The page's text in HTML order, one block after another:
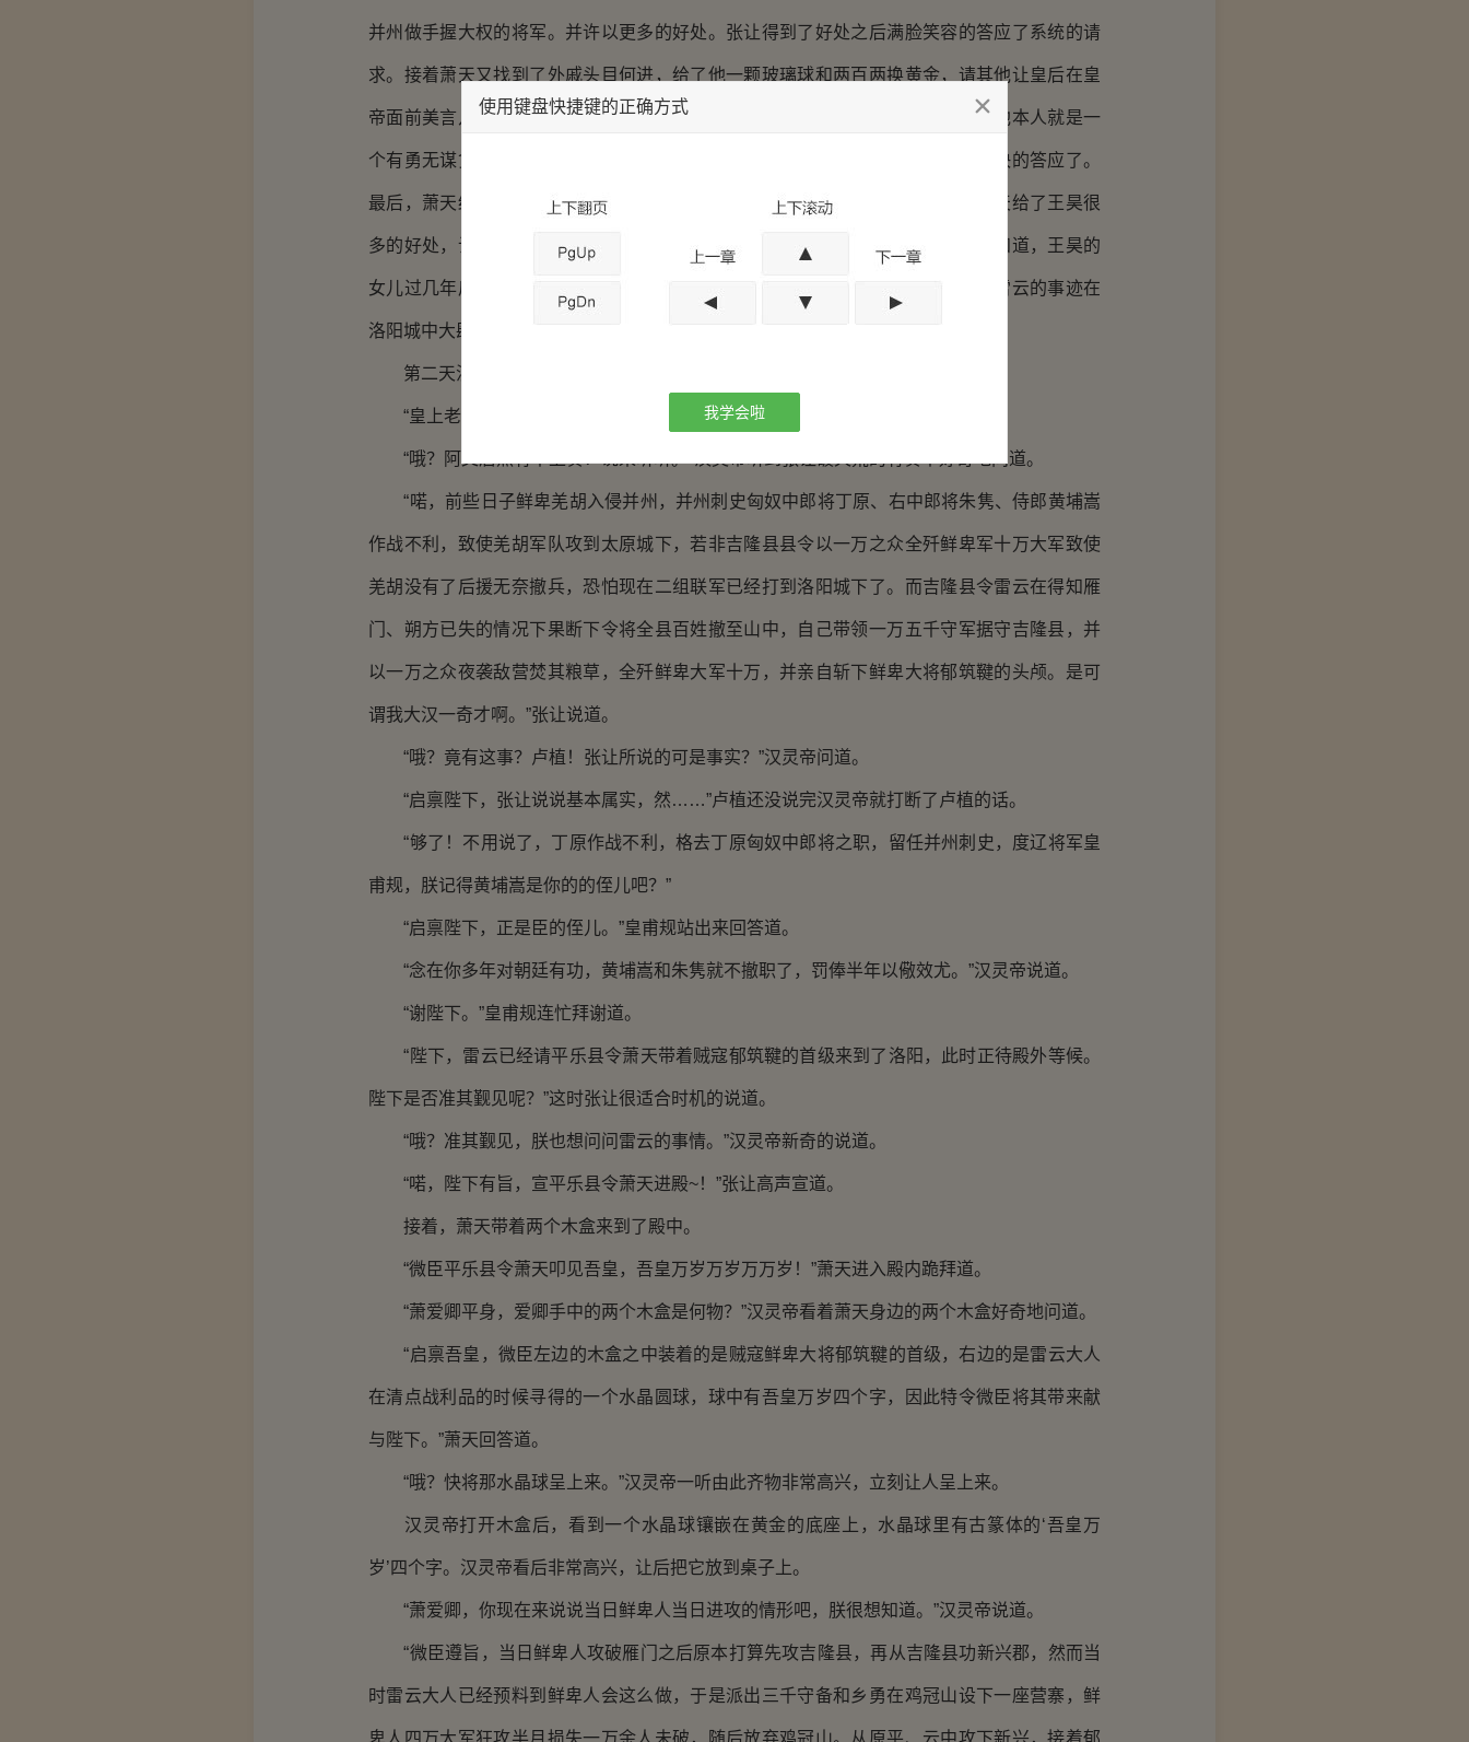
并州做手握大权的将军。并许以更多的好处。张让得到了好处之后满脸笑容的答应了系统的请
求。接着萧天又找到了外戚头目何进，给了他一颗玻璃球和两百两换黄金，请其他让皇后在皇
帝面前美言几句。何进本为屠夫，因为其妹入宫为皇后，以外戚身份入仕。但是他本人就是一
个有勇无谋贪财好色之人。他得到了好处又被萧天马屁拍得心花怒放，于是很爽快的答应了。
最后，萧天终于找到了司空王昊，他的女儿目前是汉灵帝最宠信的美人，所以萧天给了王昊很
多的好处，让他女儿在汉灵帝而耳边出出枕边风，萧天为什么要找王昊，因为他知道，王昊的
女儿过几年后将会个汉灵帝生下第二个儿子也就是将来的汉献帝刘协。同时又将雷云的事迹在
洛阳城中大肆宣扬。
第二天汉灵帝破天荒的上了一次朝，朝堂之上张让首先上前。
“皇上老奴有本要奏。”张让用他那个听着都非常恶心的太监音说道。
“哦？阿父居然有本上奏？说来听听。”汉灵帝听到张让破天荒的有奏本好奇地问道。
“喏，前些日子鲜卑羌胡入侵并州，并州刺史匈奴中郎将丁原、右中郎将朱隽、侍郎黄埔嵩
作战不利，致使羌胡军队攻到太原城下，若非吉隆县县令以一万之众全歼鲜卑军十万大军致使
羌胡没有了后援无奈撤兵，恐怕现在二组联军已经打到洛阳城下了。而吉隆县令雷云在得知雁
门、朔方已失的情况下果断下令将全县百姓撤至山中，自己带领一万五千守军据守吉隆县，并
以一万之众夜袭敌营焚其粮草，全歼鲜卑大军十万，并亲自斩下鲜卑大将郁筑鞬的头颅。是可
谓我大汉一奇才啊。”张让说道。
“哦？竟有这事？卢植！张让所说的可是事实？”汉灵帝问道。
“启禀陛下，张让说说基本属实，然……”卢植还没说完汉灵帝就打断了卢植的话。
“够了！不用说了，丁原作战不利，格去丁原匈奴中郎将之职，留任并州刺史，度辽将军皇
甫规，朕记得黄埔嵩是你的的侄儿吧？”
“启禀陛下，正是臣的侄儿。”皇甫规站出来回答道。
“念在你多年对朝廷有功，黄埔嵩和朱隽就不撤职了，罚俸半年以儆效尤。”汉灵帝说道。
“谢陛下。”皇甫规连忙拜谢道。
“陛下，雷云已经请平乐县令萧天带着贼寇郁筑鞬的首级来到了洛阳，此时正待殿外等候。
陛下是否准其觐见呢？”这时张让很适合时机的说道。
“哦？准其觐见，朕也想问问雷云的事情。”汉灵帝新奇的说道。
“喏，陛下有旨，宣平乐县令萧天进殿~！”张让高声宣道。
接着，萧天带着两个木盒来到了殿中。
“微臣平乐县令萧天叩见吾皇，吾皇万岁万岁万万岁！”萧天进入殿内跪拜道。
“萧爱卿平身，爱卿手中的两个木盒是何物？”汉灵帝看着萧天身边的两个木盒好奇地问道。
“启禀吾皇，微臣左边的木盒之中装着的是贼寇鲜卑大将郁筑鞬的首级，右边的是雷云大人
在清点战利品的时候寻得的一个水晶圆球，球中有吾皇万岁四个字，因此特令微臣将其带来献
与陛下。”萧天回答道。
“哦？快将那水晶球呈上来。”汉灵帝一听由此齐物非常高兴，立刻让人呈上来。
汉灵帝打开木盒后，看到一个水晶球镶嵌在黄金的底座上，水晶球里有古篆体的‘吾皇万
岁’四个字。汉灵帝看后非常高兴，让后把它放到桌子上。
“萧爱卿，你现在来说说当日鲜卑人当日进攻的情形吧，朕很想知道。”汉灵帝说道。
“微臣遵旨，当日鲜卑人攻破雁门之后原本打算先攻吉隆县，再从吉隆县功新兴郡，然而当
时雷云大人已经预料到鲜卑人会这么做，于是派出三千守备和乡勇在鸡冠山设下一座营寨，鲜
卑人四万大军狂攻半月损失一万余人未破，随后放弃鸡冠山。从原平、云中攻下新兴，接着郁
使用键盘快捷键的正确方式
我学会啦